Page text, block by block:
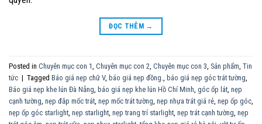
ĐỌC THÊM →
Posted in Chuyên mục con 1 Chuyên mục con 2 Chuyên mục con 3 Sản phẩm Tin
tức | Tagged Báo giá nẹp chữ V, báo giá nẹp đồng. báo giá nẹp góc trát tường
Báo giá nẹp khe lún Đà Nẵng báo giá nẹp khe lún Hồ Chí Minh góc ốp lát nẹp
cạnh tường nẹp đắp mốc trát nẹp mốc trát tường nẹp nhựa trát giá rẻ nẹp ốp góc
nẹp ốp góc starlight nẹp starlight nẹp trang trí starlight nẹp trát cạnh tường nẹp